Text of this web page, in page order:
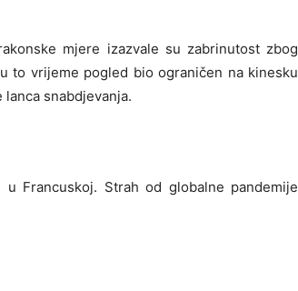
mjere izazvale su zabrinutost zbog
to vrijeme pogled bio ograničen na kinesku
snabdjevanja.
Francuskoj. Strah od globalne pandemije